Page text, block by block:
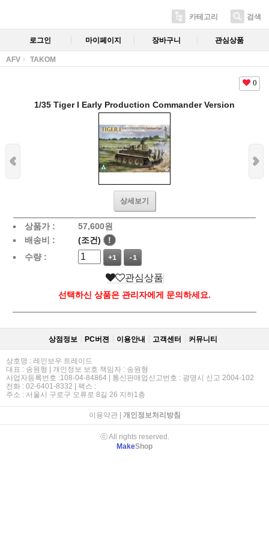
카테고리 검색
로그인 마이페이지 장바구니 관심상품
AFV TAKOM
0
1/35 Tiger I Early Production Commander Version
상세보기
상품가 : 57,600원
배송비 :
(조건)
!
수량 :
+1 -1
관심상품
선택하신 상품은 관리자에게 문의하세요.
상점정보 PC버젼 이용안내 고객센터 커뮤니티
상호명 : 레인보우 트레이드
대표 : 송원형 | 개인정보 보호 책임자 : 송원형
사업자등록번호 :108-04-84864 | 통신판매업신고번호 : 광명시 신고 2004-102
전화 : 02-6401-8332 | 팩스 :
주소 : 서울시 구로구 오류로 8길 26 지하1층
이용약관| 개인정보처리방침
ⓒ All rights reserved.
MakeShop